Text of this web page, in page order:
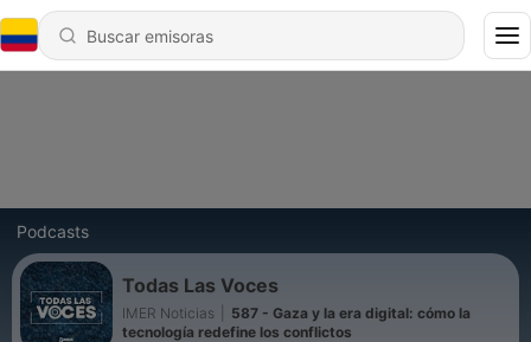
Podcasts
Todas Las Voces
IMER Noticias
587 - Gaza y la era digital: cómo la
tecnología redefine los conflictos